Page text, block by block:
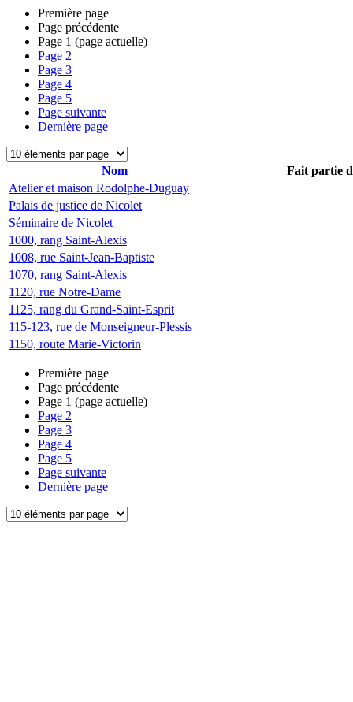
Première page
Page précédente
Page 1 (page actuelle)
Page 2
Page 3
Page 4
Page 5
Page suivante
Dernière page
Nom
Fait partie
Atelier et maison Rodolphe-Duguay
Palais de justice de Nicolet
Séminaire de Nicolet
1000, rang Saint-Alexis
1008, rue Saint-Jean-Baptiste
1070, rang Saint-Alexis
1120, rue Notre-Dame
1125, rang du Grand-Saint-Esprit
115-123, rue de Monseigneur-Plessis
1150, route Marie-Victorin
Première page
Page précédente
Page 1 (page actuelle)
Page 2
Page 3
Page 4
Page 5
Page suivante
Dernière page